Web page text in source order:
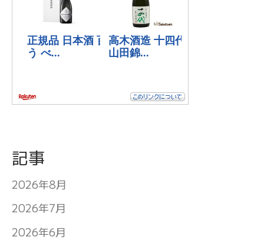
記事
2026年8月
2026年7月
2026年6月